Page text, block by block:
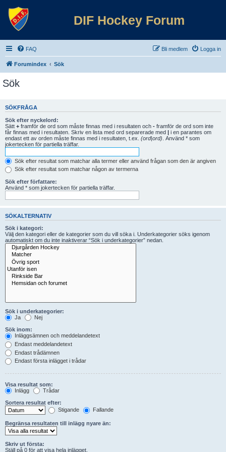
DIF Hockey Forum
FAQ Logga in
Bli medlem
Forumindex Sök
Sök
SÖKFRÅGA
Sök efter nyckelord:
Sätt + framför de ord som måste finnas med i resultaten och - framför de ord som inte
får finnas med i resultaten. Skriv en lista med ord separerade med | i en parantes om
endast ett av orden måste finnas med i resultaten, t.ex. (ord|ord) . Använd * som
jokertecken för partiella träffar.
Sök efter resultat som matchar alla termer eller använd frågan som den är angiven
Sök efter resultat som matchar någon av termerna
Sök efter författare:
Använd * som jokertecken för partiella träffar.
SÖKALTERNATIV
Sök i kategori:
Välj den kategori eller de kategorier som du vill söka i. Underkategorier söks igenom
automatiskt om du inte inaktiverar “Sök i underkategorier” nedan.
Sök i underkategorier:
Ja
Nej
Sök inom:
Inläggsämnen och meddelandetext
Endast meddelandetext
Endast trådämnen
Endast första inlägget i trådar
Visa resultat som:
Inlägg
Trådar
Sortera resultat efter:
Stigande
Fallande
Begränsa resultaten till inlägg nyare än:
Skriv ut första:
Ställ på 0 för att visa hela inlägget.